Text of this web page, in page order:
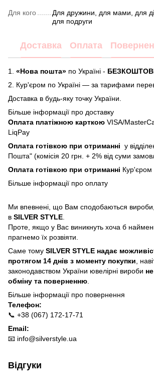
Для кого
Для дружини, для мами, для
для подруги
Доставка Оплата
1. «Нова пошта» по Україні -
2.
Кур'єром по Україні — за тарифами
Доставка в будь-яку точку України.
Більше інформації про доставку
Оплата платіжною карткою VISA/
LiqPay
Оплата готівкою при отриманні у
Пошта" (комісія 20 грн. + 2% від суми
Оплата готівкою при отриманні Кур'єром
Більше інформації про оплату
Ми впевнені, що Вам сподобаються
в SILVER STYLE
Проте, якщо у Вас виникнуть хоча б
прагнемо їх розвіяти.
Саме тому SILVER STYLE надає
протягом 14 днів з моменту покупки ,
законодавством України ювелірні вироби
обміну та поверненню
Більше інформації про повернення
Телефон:
📞 +38 (067) 172-17-71
Email:
📧 info@silverstyle.ua
Відгуки